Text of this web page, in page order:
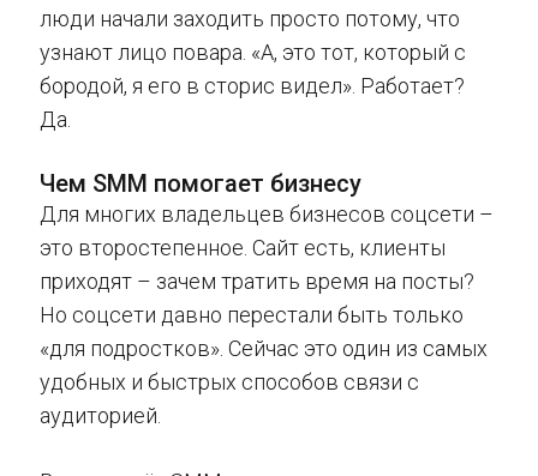
люди начали заходить просто потому, что
узнают лицо повара. «А, это тот, который с
бородой, я его в сторис видел». Работает?
Да.
Чем SMM помогает бизнесу
Для многих владельцев бизнесов соцсети –
это второстепенное. Сайт есть, клиенты
приходят – зачем тратить время на посты?
Но соцсети давно перестали быть только
«для подростков». Сейчас это один из самых
удобных и быстрых способов связи с
аудиторией.